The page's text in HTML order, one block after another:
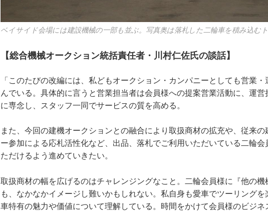
ベイサイド会場には建設機械の一部も並ぶ。写真奥は落札した二輪車を積み込む
【総合機械オークション統括責任者・川村仁佐氏の談話】
「このたびの改編には、私どもオークション・カンパニーとしても営業
んでいる。具体的に言うと営業担当者は会員様への提案営業活動に、運
に専念し、スタッフ一同でサービスの質を高める。
また、今回の建機オークションとの融合により取扱商材の拡充や、従来
ー参加による応札活性化など、出品、落札でご利用いただいている二輪
ただけるよう進めていきたい。
取扱商材の幅を広げるのはチャレンジングなこと。二輪会員様に『他の機
も、なかなかイメージし難いかもしれない。私自身も愛車でツーリング
車特有の魅力や価値について理解している。時間をかけて会員様のビジネ